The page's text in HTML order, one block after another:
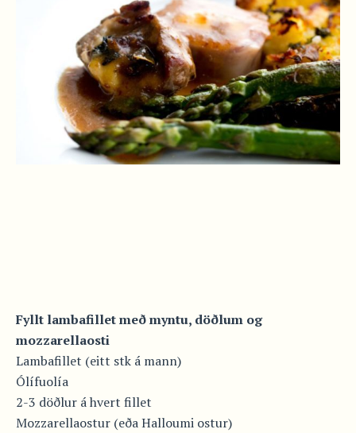
Fyllt lambafillet með myntu, döðlum og
mozzarellaosti
Lambafillet (eitt stk á mann)
Ólífuolía
2-3 döðlur á hvert fillet
Mozzarellaostur (eða Halloumi ostur)